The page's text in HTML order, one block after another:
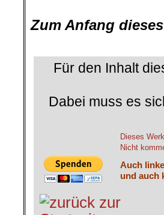
Zum Anfang
Für den Inhalt
Dabei muss es
Dieses
Nicht
Auch
und auch